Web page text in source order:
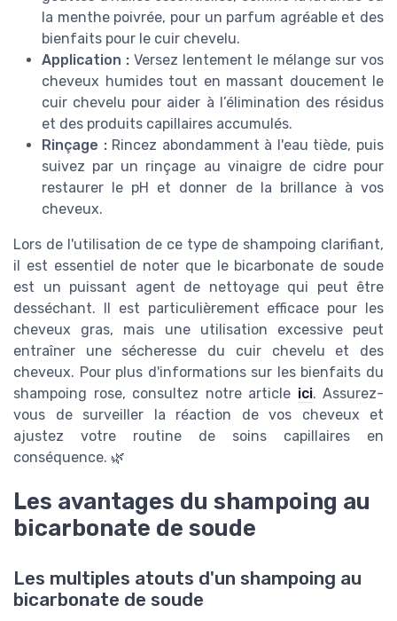
la menthe poivrée, pour un parfum agréable et des
bienfaits pour le cuir chevelu.
Application : Versez lentement le mélange sur vos
cheveux humides tout en massant doucement le
cuir chevelu pour aider à l’élimination des résidus
et des produits capillaires accumulés.
Rinçage :Rincez abondamment à l'eau tiède, puis
suivez par un rinçage au vinaigre de cidre pour
restaurer le pH et donner de la brillance à vos
cheveux.
Lors de l'utilisation de ce type de shampoing clarifiant,
il est essentiel de noter que le bicarbonate de soude
est un puissant agent de nettoyage qui peut être
desséchant. Il est particulièrement efficace pour les
cheveux gras, mais une utilisation excessive peut
entraîner une sécheresse du cuir chevelu et des
cheveux. Pour plus d'informations sur les bienfaits du
shampoing rose, consultez notre article ici. Assurez-
vous de surveiller la réaction de vos cheveux et
ajustez votre routine de soins capillaires en
conséquence. 🌿
Les avantages du shampoing au
bicarbonate de soude
Les multiples atouts d'un shampoing au
bicarbonate de soude